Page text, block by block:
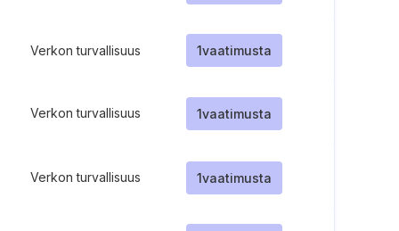
Verkon turvallisuus 1vaatimusta
Verkon turvallisuus 1vaatimusta
Verkon turvallisuus 1vaatimusta